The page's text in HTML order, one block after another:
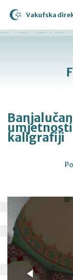
Vakufska
umjetnosti
kaligrafiji